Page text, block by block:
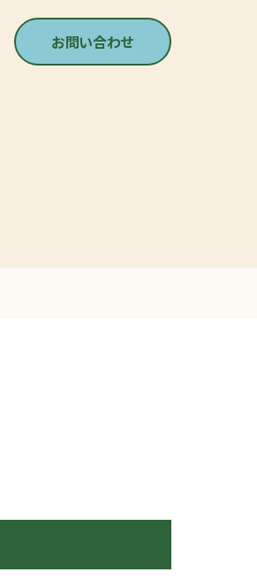
お問い合わせ